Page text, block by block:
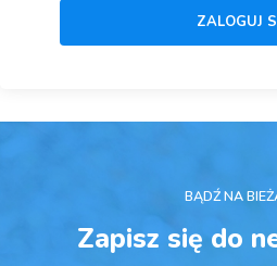
BĄDŹ NA
Zapisz się do